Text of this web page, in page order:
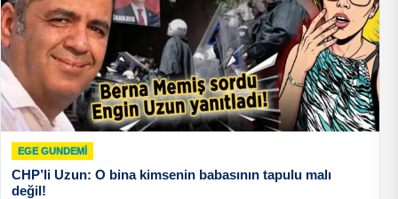
EGE GUNDEMİ
CHP’li Uzun: O bina kimsenin babasının tapulu malı
değil!